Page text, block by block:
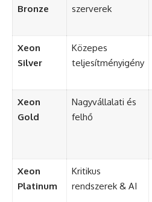
Bronze
szerverek
Xeon
Silver
Közepes
teljesítményigény
Xeon
Gold
Nagyvállalati és
felhő
Xeon
Platinum
Kritikus
rendszerek & AI